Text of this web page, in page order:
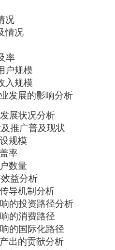
况
情况
率
户规模
入规模
发展的影响分析
展状况分析
推广普及现状
规模
率
数量
益分析
导机制分析
的投资路径分析
的消费路径
的国际化路径
出的贡献分析